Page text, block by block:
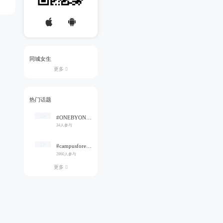
同城女生
更多 
热门话题
34人参与
#campusforever#
2860人参与
更多